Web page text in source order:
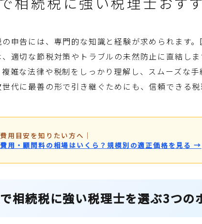
申告には、専門的な知識と経験が求められます
適切な節税対策やトラブルの未然防止に直結し
雑な法律や税制をしっかり理解し、スムーズな
代に最善の形で引き継ぐためにも、信頼できる
用目安を知りたい方へ ｜
用・顧問料の相場はいくら？規模別の適正価格を見る →
相続税に強い税理士を選ぶ3つの